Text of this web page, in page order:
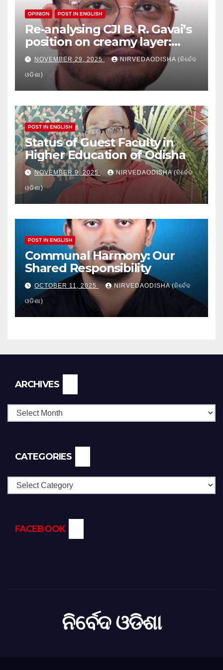
OPINION POST IN ENGLISH
Re-analysing CJI B. R. Gavai’s
position on creamy layer:
Issues and implication
NOVEMBER 29, 2025 NIRVEDAODISHA (ନିର୍ବେଦ
ଓଡିଶା)
POST IN ENGLISH
Status of Guest Faculty in
Higher Education of Odisha
NOVEMBER 9, 2025 NIRVEDAODISHA (ନିର୍ବେଦ
ଓଡିଶା)
POST IN ENGLISH
Communal Harmony: Our
Shared Responsibility
OCTOBER 11, 2025 NIRVEDAODISHA (ନିର୍ବେଦ
ଓଡିଶା)
ARCHIVES
CATEGORIES
Categories
FACEBOOK
ନିର୍ବେଦ ଓଡିଶା